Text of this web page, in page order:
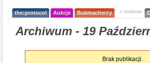
the:protocol Aukcje Bukmacherzy < reklama
Archiwum - 19
Brak publikacji.